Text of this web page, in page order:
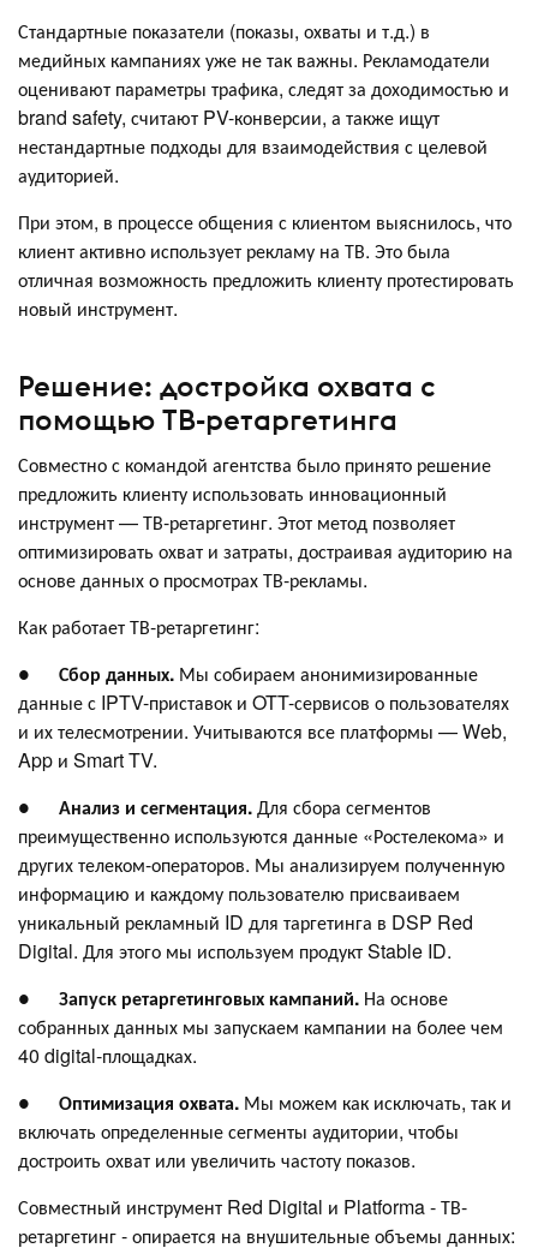
Стандартные показатели (показы, охваты и т.д.) в
медийных кампаниях уже не так важны. Рекламодатели
оценивают параметры трафика, следят за доходимостью и
brand safety, считают PV-конверсии, а также ищут
нестандартные подходы для взаимодействия с целевой
аудиторией.
При этом, в процессе общения с клиентом выяснилось, что
клиент активно использует рекламу на ТВ. Это была
отличная возможность предложить клиенту протестировать
новый инструмент.
Решение: достройка охвата с
помощью ТВ-ретаргетинга
Совместно с командой агентства было принято решение
предложить клиенту использовать инновационный
инструмент — ТВ-ретаргетинг. Этот метод позволяет
оптимизировать охват и затраты, достраивая аудиторию на
основе данных о просмотрах ТВ-рекламы.
Как работает ТВ-ретаргетинг:
● Сбор данных. Мы собираем анонимизированные
данные с IPTV-приставок и OTT-сервисов о пользователях
и их телесмотрении. Учитываются все платформы — Web,
App и Smart TV.
● Анализ и сегментация.Для сбора сегментов
преимущественно используются данные «Ростелекома» и
других телеком-операторов. Мы анализируем полученную
информацию и каждому пользователю присваиваем
уникальный рекламный ID для таргетинга в DSP Red
Digital. Для этого мы используем продукт Stable ID.
● Запуск ретаргетинговых кампаний. На основе
собранных данных мы запускаем кампании на более чем
40 digital-площадках.
● Оптимизация охвата. Мы можем как исключать, так и
включать определенные сегменты аудитории, чтобы
достроить охват или увеличить частоту показов.
Совместный инструмент Red Digital и Platforma - ТВ-
ретаргетинг - опирается на внушительные объемы данных: